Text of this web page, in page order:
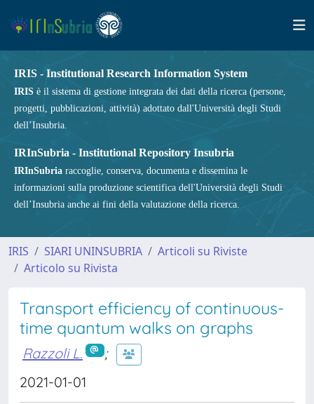
IRIS - Institutional Research Information System
IRIS è il sistema di gestione integrata dei dati della ricerca (persone,
progetti, pubblicazioni, attività) adottato dall'Università degli Studi
dell’Insubria.
IRInSubria - Institutional Repository Insubria
IRInSubria raccoglie, conserva, documenta e dissemina le
informazioni sulla produzione scientifica dell'Università degli Studi
dell’Insubria anche ai fini della valutazione della ricerca.
IRIS SIARI UNINSUBRIA
Articoli su Riviste
Articolo su Rivista
Transport efficiency of continuous-
time quantum walks on graphs
Razzoli L.
;
2021-01-01